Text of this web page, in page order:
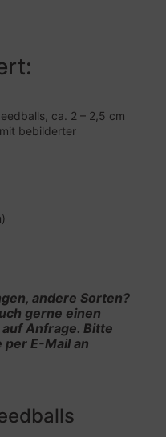
ca. 2 – 2,5 cm
bebilderter
andere Sorten?
gerne einen
Anfrage. Bitte
E-Mail an